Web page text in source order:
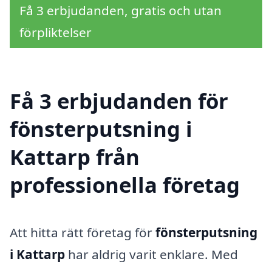
Få 3 erbjudanden, gratis och utan
förpliktelser
Få 3 erbjudanden för
fönsterputsning i
Kattarp från
professionella företag
Att hitta rätt företag förfönsterputsning
i Kattarp har aldrig varit enklare. Med